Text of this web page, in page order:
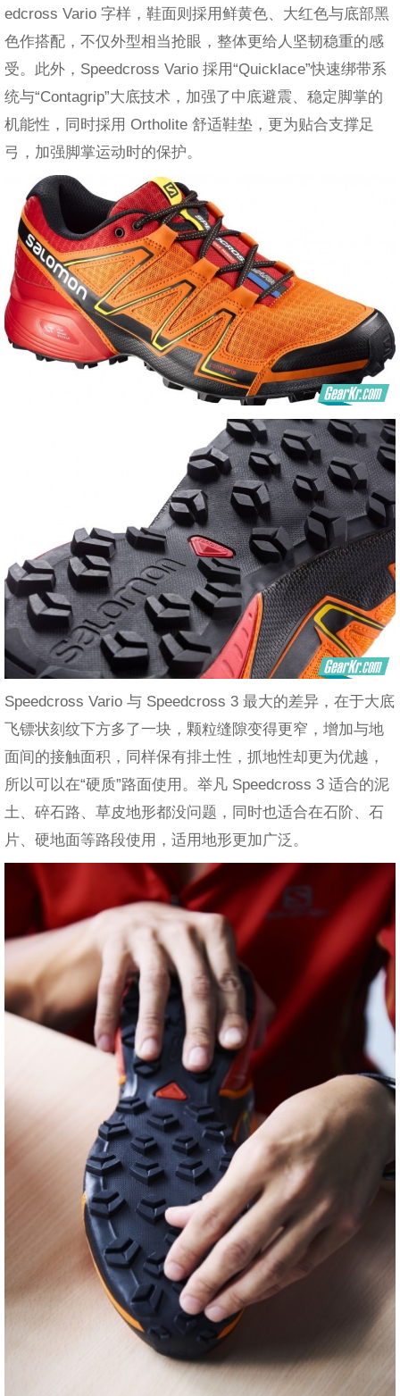
edcross Vario 字样，鞋面则採用鲜黄色、大红色与底部黑
色作搭配，不仅外型相当抢眼，整体更给人坚韧稳重的感
受。此外，Speedcross Vario 採用“Quicklace”快速绑带系
统与“Contagrip”大底技术，加强了中底避震、稳定脚掌的
机能性，同时採用 Ortholite 舒适鞋垫，更为贴合支撑足
弓，加强脚掌运动时的保护。
Speedcross Vario 与 Speedcross 3 最大的差异，在于大底
飞镖状刻纹下方多了一块，颗粒缝隙变得更窄，增加与地
面间的接触面积，同样保有排土性，抓地性却更为优越，
所以可以在“硬质”路面使用。举凡 Speedcross 3 适合的泥
土、碎石路、草皮地形都没问题，同时也适合在石阶、石
片、硬地面等路段使用，适用地形更加广泛。